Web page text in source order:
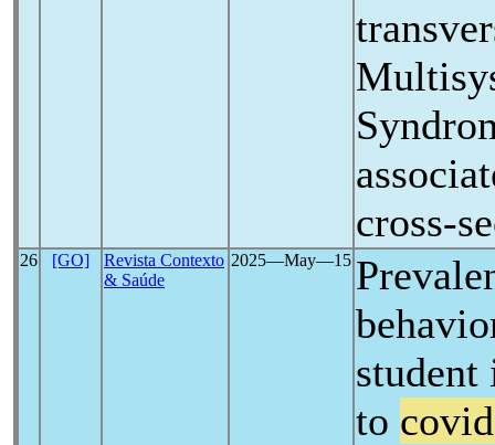
cross-
26 [GO]
Revista Contexto
& Saúde
2025―May―15
student
to